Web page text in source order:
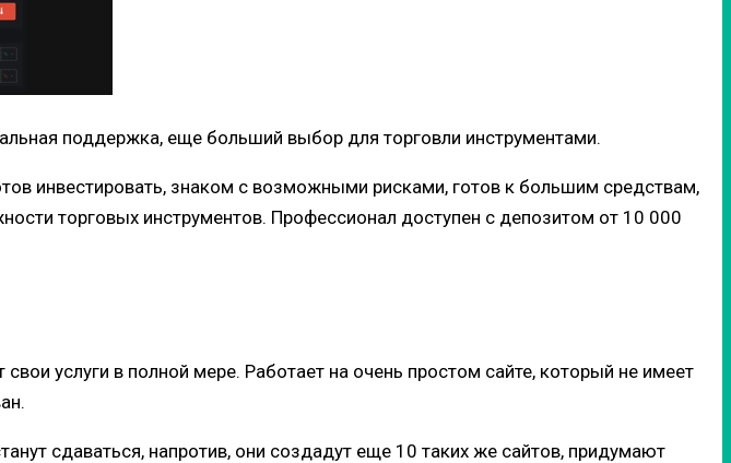
поддержка, еще больший выбор для торговли инструментами.
инвестировать, знаком с возможными рисками, готов к большим средствам,
торговых инструментов. Профессионал доступен с депозитом от 10 000
услуги в полной мере. Работает на очень простом сайте, который не имеет
сдаваться, напротив, они создадут еще 10 таких же сайтов, придумают